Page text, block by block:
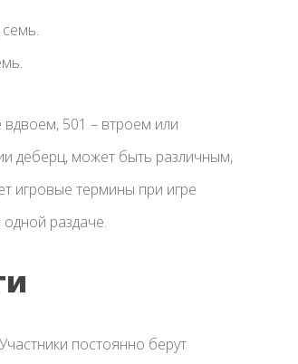
501 – втроем или
деберц, может быть различным,
игровые термины при игре
раздаче.
постоянно берут